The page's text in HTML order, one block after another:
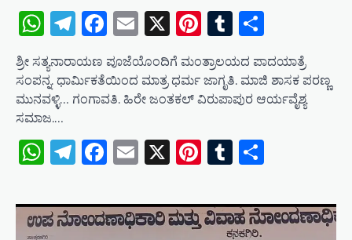
WhatsApp
Telegram
Facebook
Email
X Pinterest
Tumblr
ಶ್ರೀ ಸತ್ಯನಾರಾಯಣ ಪೂಜೆಯೊಂದಿಗೆ ಮಂತ್ರಾಲಯದ ಪಾದಯಾತ್ರೆ
ಸಂಪನ್ನ. ಧಾರ್ಮಿಕತೆಯಿಂದ ಮಾತ್ರ ಧರ್ಮ ಜಾಗೃತಿ. ಮಾಜಿ ಶಾಸಕ ಪರಣ್ಣ
ಮುನವಳ್ಳಿ… ಗಂಗಾವತಿ. ಹಿರೇ ಜಂತಕಲ್ ವಿರುಪಾಪುರ ಆರ್ಯವೈಶ್ಯ
ಸಮಾಜ.…
WhatsApp
Telegram
Facebook
Email
X Pinterest
Tumblr